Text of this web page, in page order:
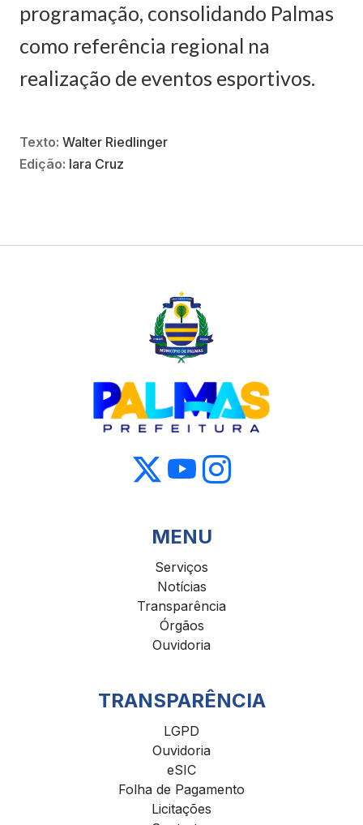
programação, consolidando Palmas
como referência regional na
realização de eventos esportivos.
Texto: Walter Riedlinger
Edição: Iara Cruz
MENU
Serviços
Notícias
Transparência
Órgãos
Ouvidoria
TRANSPARÊNCIA
LGPD
Ouvidoria
eSIC
Folha de Pagamento
Licitações